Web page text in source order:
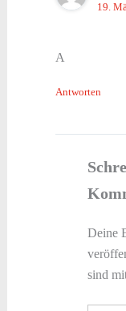
19.
A
Antworten
Deine
sind